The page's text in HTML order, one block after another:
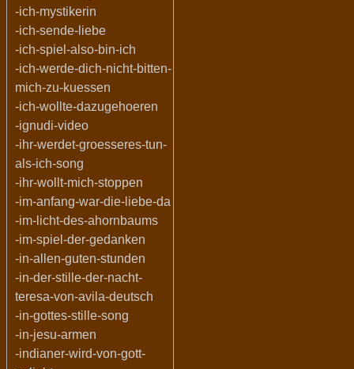
-ich-mystikerin
-ich-sende-liebe
-ich-spiel-also-bin-ich
-ich-werde-dich-nicht-bitten-
mich-zu-kuessen
-ich-wollte-dazugehoeren
-ignudi-video
-ihr-werdet-groesseres-tun-
als-ich-song
-ihr-wollt-mich-stoppen
-im-anfang-war-die-liebe-da
-im-licht-des-ahornbaums
-im-spiel-der-gedanken
-in-allen-guten-stunden
-in-der-stille-der-nacht-
teresa-von-avila-deutsch
-in-gottes-stille-song
-in-jesu-armen
-indianer-wird-von-gott-